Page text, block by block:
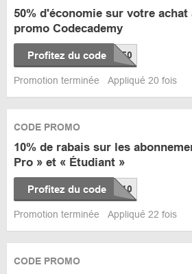
50% d'économie sur votre achat
promo Codecademy
Profitez du code
Promotion terminée Appliqué 20 fois
CODE PROMO
10% de rabais sur les
Pro » et « Étudiant »
Profitez du code
Promotion terminée Appliqué 22 fois
CODE PROMO